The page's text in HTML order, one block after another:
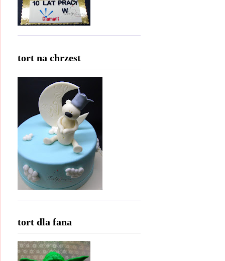
tort na chrzest
tort dla fana